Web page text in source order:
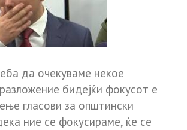
да очекуваме некое
бидејќи фокусот е
гласови за општински
ние се фокусираме, ќе се